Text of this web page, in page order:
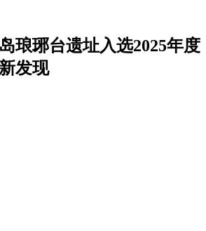
琅琊台遗址入选2025年度
发现